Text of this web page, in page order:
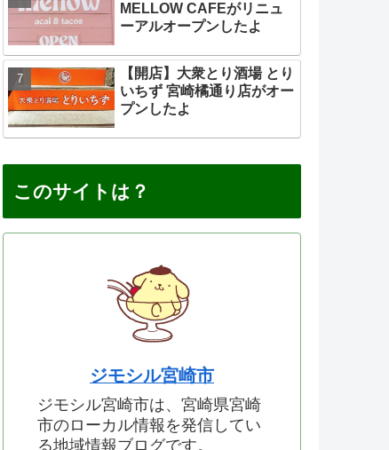
MELLOW CAFEがリニュ
ーアルオープンしたよ
【開店】大衆とり酒場 とり
いちず 宮崎橘通り店がオー
プンしたよ
このサイトは？
ジモシル宮崎市
ジモシル宮崎市は、宮崎県宮崎
市のローカル情報を発信してい
る地域情報ブログです。